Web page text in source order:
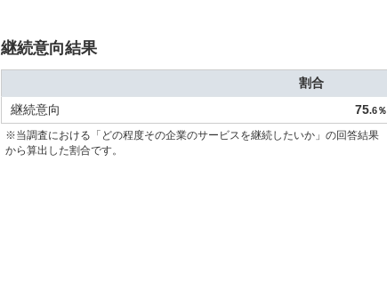
継続意向結果
割合
継続意向
75.6％
※当調査における「どの程度その企業のサービスを継続したいか」の回答結果
から算出した割合です。